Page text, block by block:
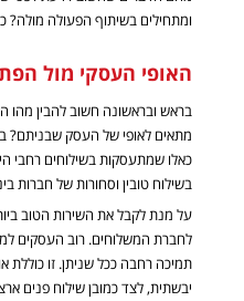
ומתחילים בשיתוף הפעולה מולה?
האופי העסקי מול
בראש ובראשונה חשוב להבין מהו
מתאים לאופי של העסק שבניתם?
כאלו שמתעסקות בשילוחים רחבי
בשילוח טובין וסחורות של חברות
על מנת לקבל את השירות הטוב
לחברת המשלוחים. רוב העסקים
תמיכה רחבה ככל שניתן. זו כוללת
יבשתית, לצד כמובן שילוח פנים